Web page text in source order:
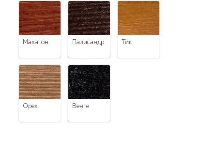
махагон палисандр тик
орех венге